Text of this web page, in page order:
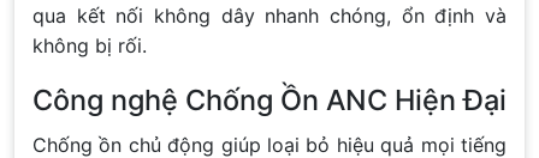
qua kết nối không dây nhanh chóng, ổn định và
không bị rối.
Công nghệ Chống Ồn ANC Hiện Đại
Chống ồn chủ động giúp loại bỏ hiệu quả mọi tiếng